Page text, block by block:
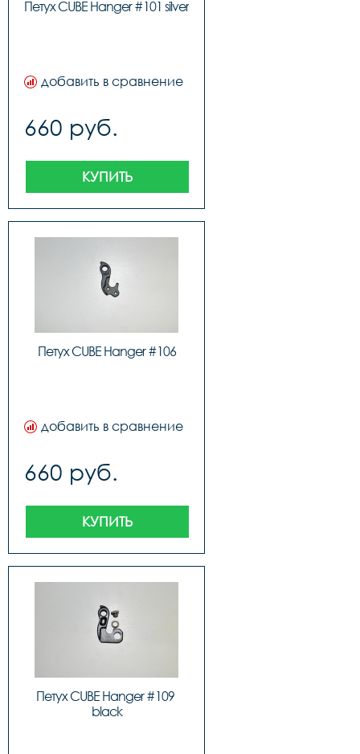
Петух CUBE Hanger #101 silver
добавить в сравнение
660 руб.
КУПИТЬ
Петух CUBE Hanger #106
добавить в сравнение
660 руб.
КУПИТЬ
Петух CUBE Hanger #109
black